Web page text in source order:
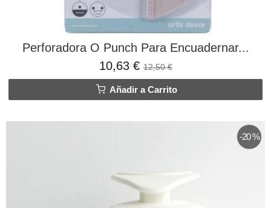
Perforadora O Punch Para Encuadernar...
10,63 €12,50 €
Añadir a Carrito
-20 %